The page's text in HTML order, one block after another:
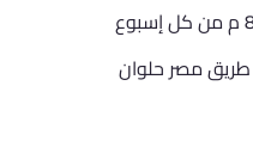
مستشفى علاء عزت 73 طريق مصر حلوان